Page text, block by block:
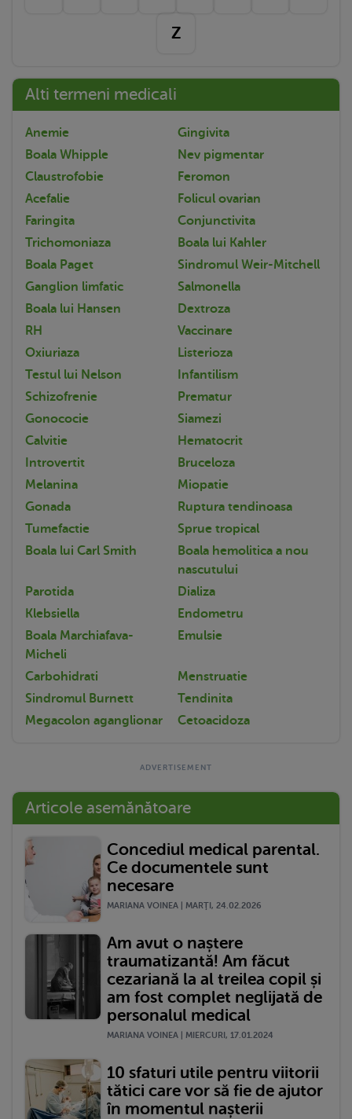
Z
Alti termeni medicali
Anemie
Gingivita
Boala Whipple
Nev pigmentar
Claustrofobie
Feromon
Acefalie
Folicul ovarian
Faringita
Conjunctivita
Trichomoniaza
Boala lui Kahler
Boala Paget
Sindromul Weir-Mitchell
Ganglion limfatic
Salmonella
Boala lui Hansen
Dextroza
RH
Vaccinare
Oxiuriaza
Listerioza
Testul lui Nelson
Infantilism
Schizofrenie
Prematur
Gonococie
Siamezi
Calvitie
Hematocrit
Introvertit
Bruceloza
Melanina
Miopatie
Gonada
Ruptura tendinoasa
Tumefactie
Sprue tropical
Boala lui Carl Smith
Boala hemolitica a nou
nascutului
Parotida
Dializa
Klebsiella
Endometru
Boala Marchiafava-
Micheli
Emulsie
Carbohidrati
Menstruatie
Sindromul Burnett
Tendinita
Megacolon aganglionar
Cetoacidoza
Articole asemănătoare
Concediul medical parental.
Ce documentele sunt
necesare
MARIANA VOINEA | MARŢI, 24.02.2026
Am avut o naștere
traumatizantă! Am făcut
cezariană la al treilea copil și
am fost complet neglijată de
personalul medical
MARIANA VOINEA | MIERCURI, 17.01.2024
10 sfaturi utile pentru viitorii
tătici care vor să fie de ajutor
în momentul nașterii